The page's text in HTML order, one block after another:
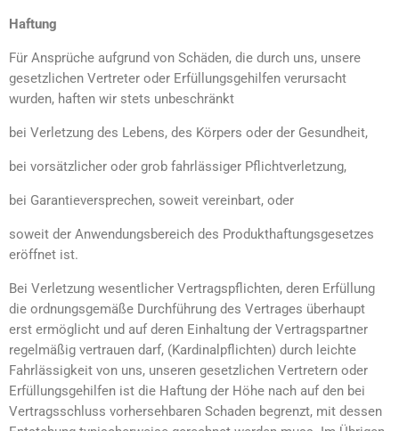
Haftung
Für Ansprüche aufgrund von Schäden, die durch uns, unsere
gesetzlichen Vertreter oder Erfüllungsgehilfen verursacht
wurden, haften wir stets unbeschränkt
bei Verletzung des Lebens, des Körpers oder der Gesundheit,
bei vorsätzlicher oder grob fahrlässiger Pflichtverletzung,
bei Garantieversprechen, soweit vereinbart, oder
soweit der Anwendungsbereich des Produkthaftungsgesetzes
eröffnet ist.
Bei Verletzung wesentlicher Vertragspflichten, deren Erfüllung
die ordnungsgemäße Durchführung des Vertrages überhaupt
erst ermöglicht und auf deren Einhaltung der Vertragspartner
regelmäßig vertrauen darf, (Kardinalpflichten) durch leichte
Fahrlässigkeit von uns, unseren gesetzlichen Vertretern oder
Erfüllungsgehilfen ist die Haftung der Höhe nach auf den bei
Vertragsschluss vorhersehbaren Schaden begrenzt, mit dessen